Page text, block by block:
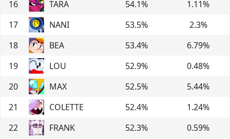
16 TARA 54.1% 1.11%
17
NANI 53.5% 2.3%
18
BEA 53.4% 6.79%
19
LOU 52.9% 0.48%
20
MAX 52.5% 5.44%
21
COLETTE 52.4% 1.24%
22
FRANK 52.3% 0.59%